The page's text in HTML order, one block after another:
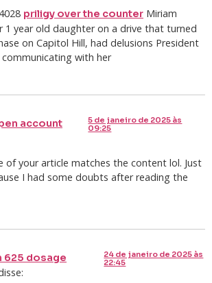
priligy over the counter Miriam
1 year old daughter on a drive that turned
on Capitol Hill, had delusions President
with her
account
5 de janeiro de 2025 às
09:25
of your article matches the content lol. Just
I had some doubts after reading the
625 dosage
24 de janeiro de 2025 às
22:45